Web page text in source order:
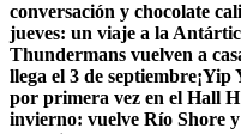
conversación y chocolate
jueves: un viaje a la
Thundermans vuelven a
llega el 3 de septiembre¡Yip
por primera vez en el Hall
invierno: vuelve Río Shore